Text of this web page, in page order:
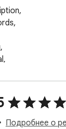
будет указано
description
Подробнее о